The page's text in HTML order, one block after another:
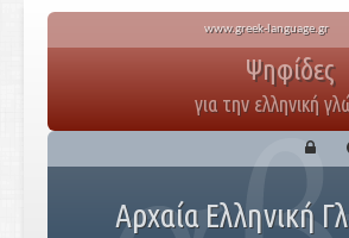
www.greek-language.gr
Ψηφίδες
για την ελληνική
Αρχαία Ελληνική